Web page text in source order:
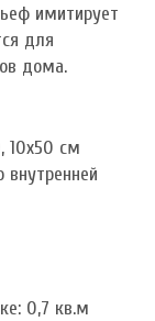
имитирует
для
дома.
10x50 см
внутренней
0,7 кв.м